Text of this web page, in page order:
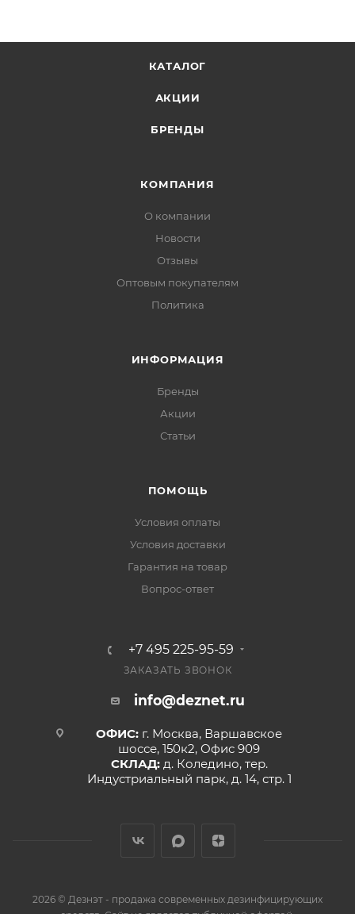
КАТАЛОГ
АКЦИИ
БРЕНДЫ
КОМПАНИЯ
О компании
Новости
Отзывы
Оптовым покупателям
Политика
ИНФОРМАЦИЯ
Бренды
Акции
Статьи
ПОМОЩЬ
Условия оплаты
Условия доставки
Гарантия на товар
Вопрос-ответ
+7 495 225-95-59
ЗАКАЗАТЬ ЗВОНОК
info@deznet.ru
ОФИС: г. Москва, Варшавское
шоссе, 150к2, Офис 909
СКЛАД: д. Коледино, тер.
Индустриальный парк, д. 14, стр. 1
2026 © Дезнэт - продажа современных дезинфицирующих